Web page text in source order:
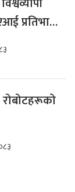
प्रतिभा
रोबोटहरूको